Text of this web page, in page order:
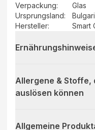
Verpackung:
Glas
Ursprungsland:
Hersteller: Smart
Allergene &
auslösen können
Allgemeine